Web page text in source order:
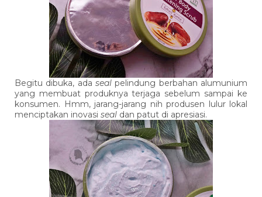
Begitu dibuka, ada sealpelindung berbahan alumunium
yang membuat produknya terjaga sebelum sampai ke
konsumen. Hmm, jarang-jarang nih produsen lulur lokal
menciptakan inovasi seal dan patut di apresiasi.